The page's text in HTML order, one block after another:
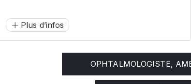
Plus d’infos
OPHTALMOLOGISTE,